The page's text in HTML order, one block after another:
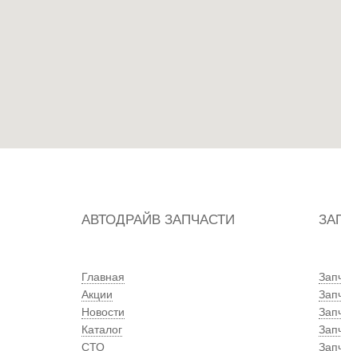
АВТОДРАЙВ ЗАПЧАСТИ
Главная
Акции
Новости
Каталог
СТО